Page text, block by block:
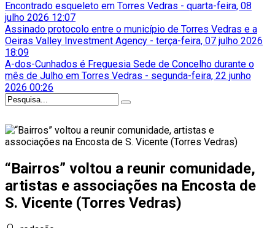
Encontrado esqueleto em Torres Vedras - quarta-feira, 08
julho 2026 12:07
Assinado protocolo entre o município de Torres Vedras e a
Oeiras Valley Investment Agency - terça-feira, 07 julho 2026
18:09
A-dos-Cunhados é Freguesia Sede de Concelho durante o
mês de Julho em Torres Vedras - segunda-feira, 22 junho
2026 00:26
“Bairros” voltou a reunir comunidade,
artistas e associações na Encosta de
S. Vicente (Torres Vedras)